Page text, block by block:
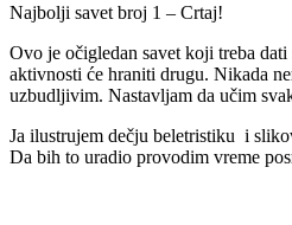
Najbolji savet broj 1 – Crtaj!
Ovo je očigledan savet koji treba
aktivnosti će hraniti drugu. Nikada
uzbudljivim. Nastavljam da učim
Ja ilustrujem dečju beletristiku i
Da bih to uradio provodim vreme